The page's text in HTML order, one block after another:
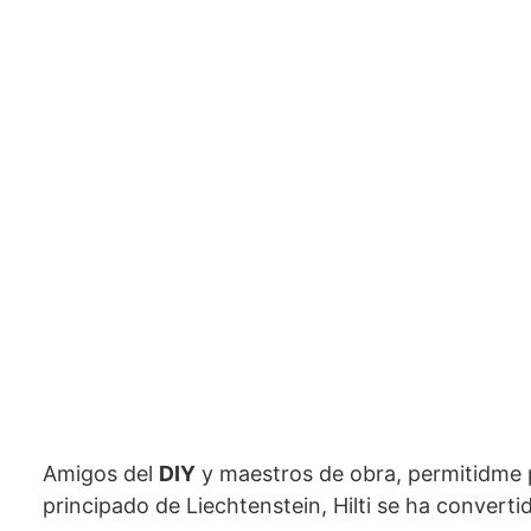
Amigos del DIY y maestros de obra, permitidme
principado de Liechtenstein, Hilti se ha